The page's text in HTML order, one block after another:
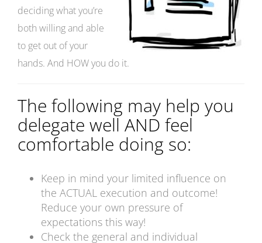
deciding what you’re
both willing and able
to get out of your
hands. And HOW you do it.
The following may help you
delegate well AND feel
comfortable doing so:
Keep in mind your limited influence on
the ACTUAL execution and outcome!
Reduce your own pressure of
expectations this way!
Check the general and individual